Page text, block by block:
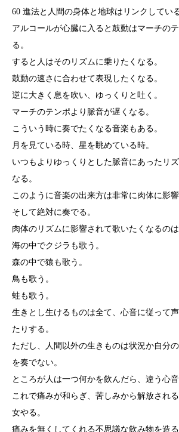
60 進法と人間の身体と地球はリンクしている
アルコールが心臓に入ると鼓動はマーチの
る。
すると人はそのリズムに乗りたくなる。
鼓動の速さに合わせて表現したくなる。
逆に大きく息を吹い、ゆっくりと吐く。
マーチのテンポより脈音が遅くなる。
こういう時に奏でたくなる音楽もある。
月を見ている時、星を眺めている時。
いつもよりゆっくりとした脈音にあったリ
なる。
このように音楽の出来方は非常に肉体に影響
そして絶対に奏でる。
肉体のリズムに影響されて歌いたくなるの
海の中でクジラも歌う。
森の中で猿も歌う。
鳥も歌う。
蛙も歌う。
生きとし生けるものは全て、心音に従って
たりする。
ただし、人間以外の生きものは状況か自分
を奏でない。
ところが人は一つ何かを飲んだら、違う心
これで痛みが和らぎ、苦しみから解放され
女やる。
痛みを無くしてくれる不思議な飲み物を造